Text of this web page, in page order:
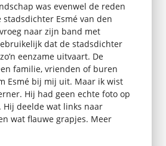
was evenwel de reden
Esmé van den
naar zijn band met
dat de stadsdichter
eenzame uitvaart. De
familie, vrienden of buren
Esmé bij mij uit. Maar ik wist
Hij had geen echte foto op
deelde wat links naar
wat flauwe grapjes. Meer